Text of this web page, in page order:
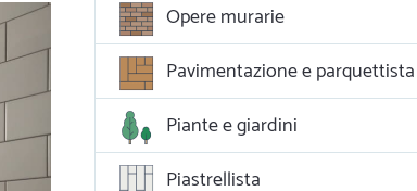
Opere murarie
Pavimentazione e parquettista
Piante e giardini
Piastrellista